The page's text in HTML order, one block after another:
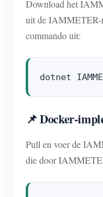
Download het
uit de IAMMETER-
commando uit:
📌 Docker-
Pull en voer de
die door